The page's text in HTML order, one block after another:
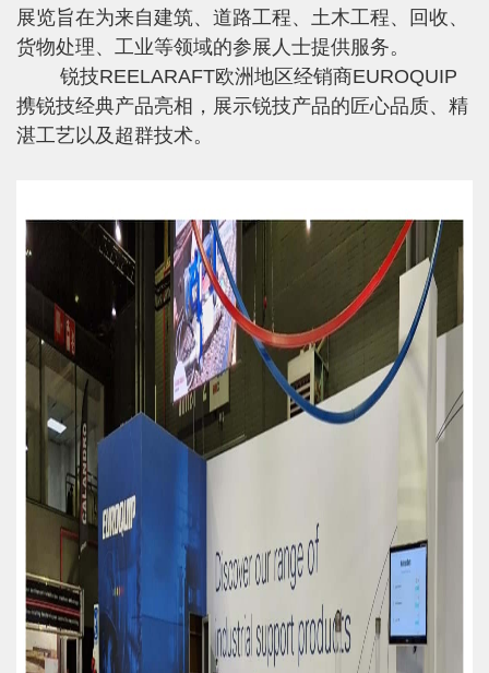
展览旨在为来自建筑、道路工程、土木工程、回收、
货物处理、工业等领域的参展人士提供服务。
锐技REELARAFT欧洲地区经销商EUROQUIP
携锐技经典产品亮相，展示锐技产品的匠心品质、精
湛工艺以及超群技术。